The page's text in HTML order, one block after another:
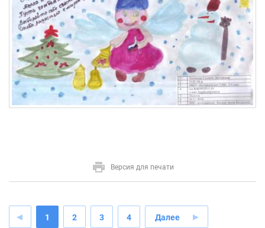
Версия для печати
1 2 3 4 Далее